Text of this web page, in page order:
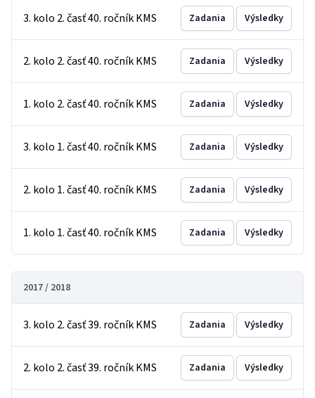
3. kolo 2. časť 40. ročník KMS Zadania Výsledky
2. kolo 2. časť 40. ročník KMS Zadania Výsledky
1. kolo 2. časť 40. ročník KMS Zadania Výsledky
3. kolo 1. časť 40. ročník KMS Zadania Výsledky
2. kolo 1. časť 40. ročník KMS Zadania Výsledky
1. kolo 1. časť 40. ročník KMS Zadania Výsledky
2017 / 2018
3. kolo 2. časť 39. ročník KMS Zadania Výsledky
2. kolo 2. časť 39. ročník KMS Zadania Výsledky